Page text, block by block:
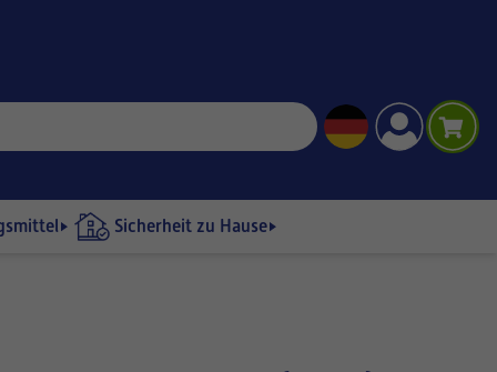
Sicherheit zu Hause